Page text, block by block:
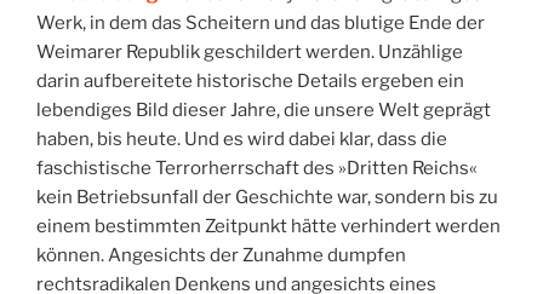
Werk, in dem das Scheitern und das blutige Ende der
Weimarer Republik geschildert werden. Unzählige
darin aufbereitete historische Details ergeben ein
lebendiges Bild dieser Jahre, die unsere Welt geprägt
haben, bis heute. Und es wird dabei klar, dass die
faschistische Terrorherrschaft des »Dritten Reichs«
kein Betriebsunfall der Geschichte war, sondern bis zu
einem bestimmten Zeitpunkt hätte verhindert werden
können. Angesichts der Zunahme dumpfen
rechtsradikalen Denkens und angesichts eines